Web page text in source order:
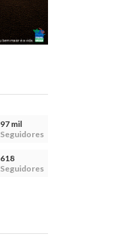
97 mil
Seguidores
618
Seguidores